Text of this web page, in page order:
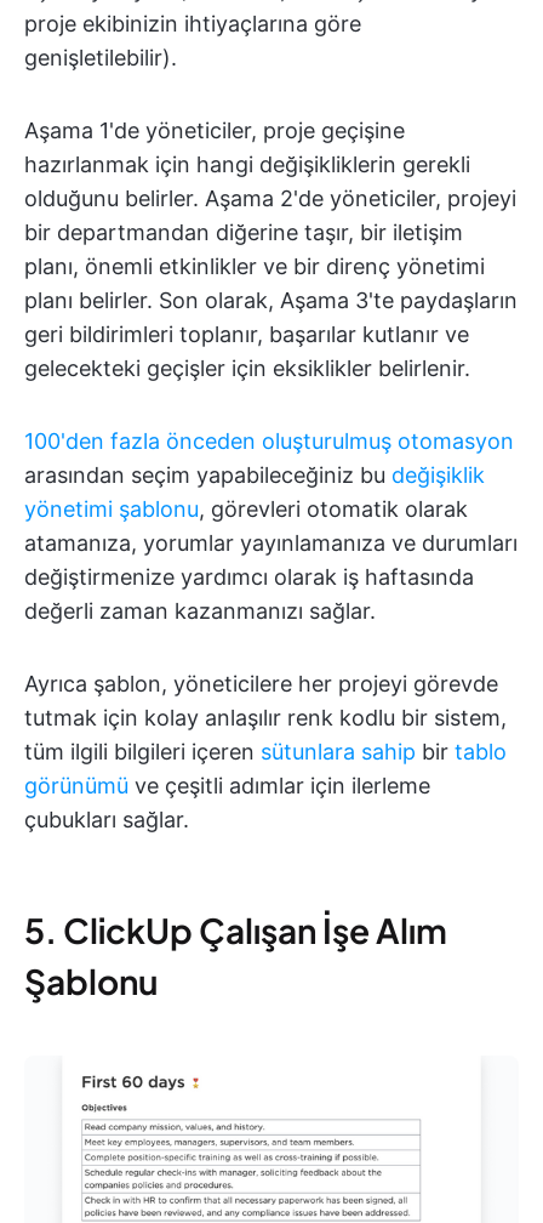
proje ekibinizin ihtiyaçlarına göre
genişletilebilir).
Aşama 1'de yöneticiler, proje geçişine
hazırlanmak için hangi değişikliklerin gerekli
olduğunu belirler. Aşama 2'de yöneticiler, projeyi
bir departmandan diğerine taşır, bir iletişim
planı, önemli etkinlikler ve bir direnç yönetimi
planı belirler. Son olarak, Aşama 3'te paydaşların
geri bildirimleri toplanır, başarılar kutlanır ve
gelecekteki geçişler için eksiklikler belirlenir.
100'den fazla önceden oluşturulmuş otomasyon
arasından seçim yapabileceğiniz bu değişiklik
yönetimi şablonu, görevleri otomatik olarak
atamanıza, yorumlar yayınlamanıza ve durumları
değiştirmenize yardımcı olarak iş haftasında
değerli zaman kazanmanızı sağlar.
Ayrıca şablon, yöneticilere her projeyi görevde
tutmak için kolay anlaşılır renk kodlu bir sistem,
tüm ilgili bilgileri içeren sütunlara sahip bir tablo
görünümü ve çeşitli adımlar için ilerleme
çubukları sağlar.
5. ClickUp Çalışan İşe Alım
Şablonu